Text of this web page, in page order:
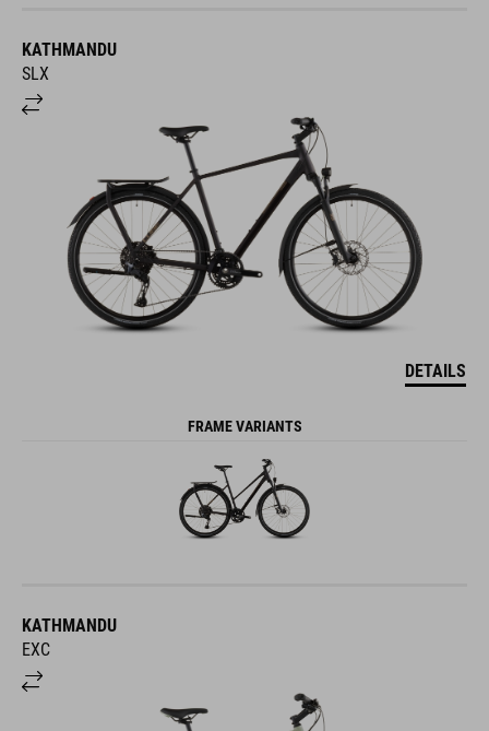
KATHMANDU
SLX
DETAILS
FRAME VARIANTS
KATHMANDU
EXC